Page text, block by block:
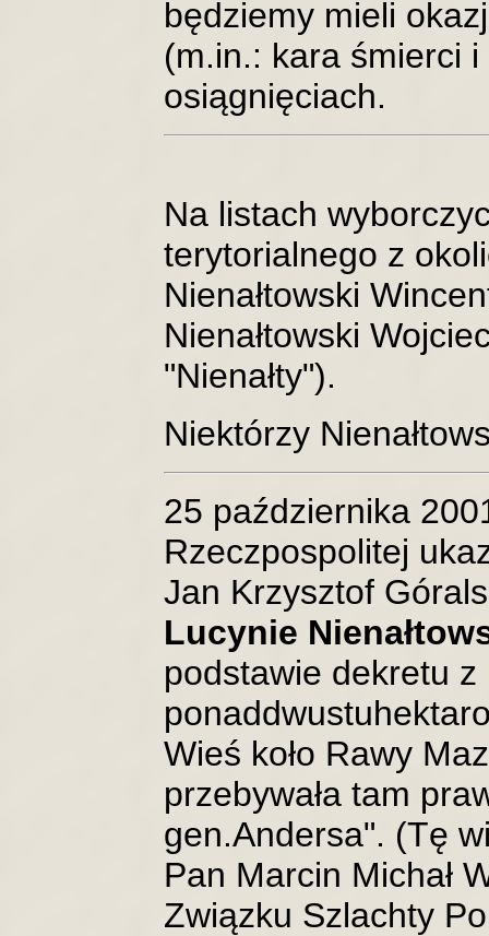
będziemy mieli
(m.in.: kara śmierci i
osiągnięciach.
Na listach
terytorialnego z
Nienałtowski
Nienałtowski
"Nienałty").
Niektórzy
25 października
Rzeczpospolitej
Jan Krzysztof
Lucynie
podstawie dekretu z
Wieś koło Rawy
przebywała tam
gen.Andersa". (Tę
Pan Marcin Michał
Związku Szlachty